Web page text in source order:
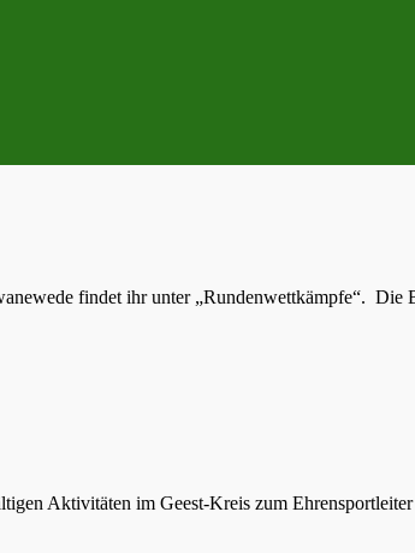
findet ihr unter „Rundenwettkämpfe“. Die
Aktivitäten im Geest-Kreis zum